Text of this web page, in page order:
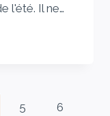
l'été. Il ne…
5 6